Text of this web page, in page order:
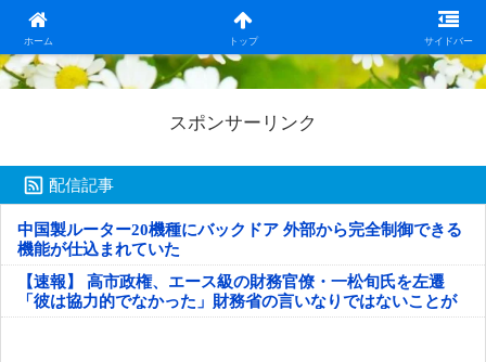
ホーム トップ サイドバー
日本第一！ニュース録
スポンサーリンク
配信記事
中国製ルーター20機種にバックドア 外部から完全制御できる
機能が仕込まれていた
【速報】 高市政権、エース級の財務官僚・一松旬氏を左遷
「彼は協力的でなかった」財務省の言いなりではないことが
判明